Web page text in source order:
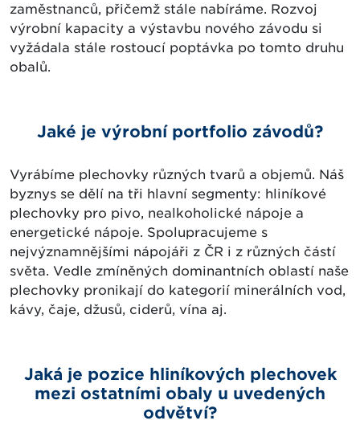
zaměstnanců, přičemž stále nabíráme. Rozvoj
výrobní kapacity a výstavbu nového závodu si
vyžádala stále rostoucí poptávka po tomto druhu
obalů.
Jaké je výrobní portfolio závodů?
Vyrábíme plechovky různých tvarů a objemů. Náš
byznys se dělí na tři hlavní segmenty: hliníkové
plechovky pro pivo, nealkoholické nápoje a
energetické nápoje. Spolupracujeme s
nejvýznamnějšími nápojáři z ČR i z různých částí
světa. Vedle zmíněných dominantních oblastí naše
plechovky pronikají do kategorií minerálních vod,
kávy, čaje, džusů, ciderů, vína aj.
Jaká je pozice hliníkových plechovek
mezi ostatními obaly u uvedených
odvětví?